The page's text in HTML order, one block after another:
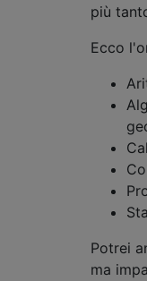
più
Ecco
Potrei
ma